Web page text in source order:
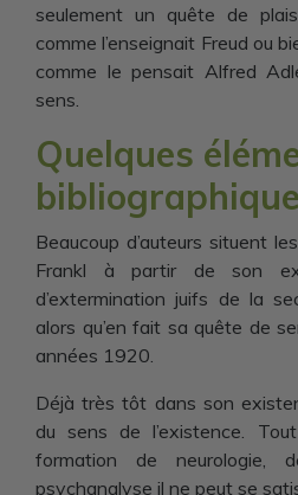
seulement un quête de
comme l’enseignait Freud ou
comme le pensait Alfred
sens.
Quelques
Beaucoup d’auteurs situent
Frankl à partir de son
d’extermination juifs de la
alors qu’en fait sa quête de
années 1920.
Déjà très tôt dans son
du sens de l’existence.
formation de neurologie,
psychanalyse il ne peut se